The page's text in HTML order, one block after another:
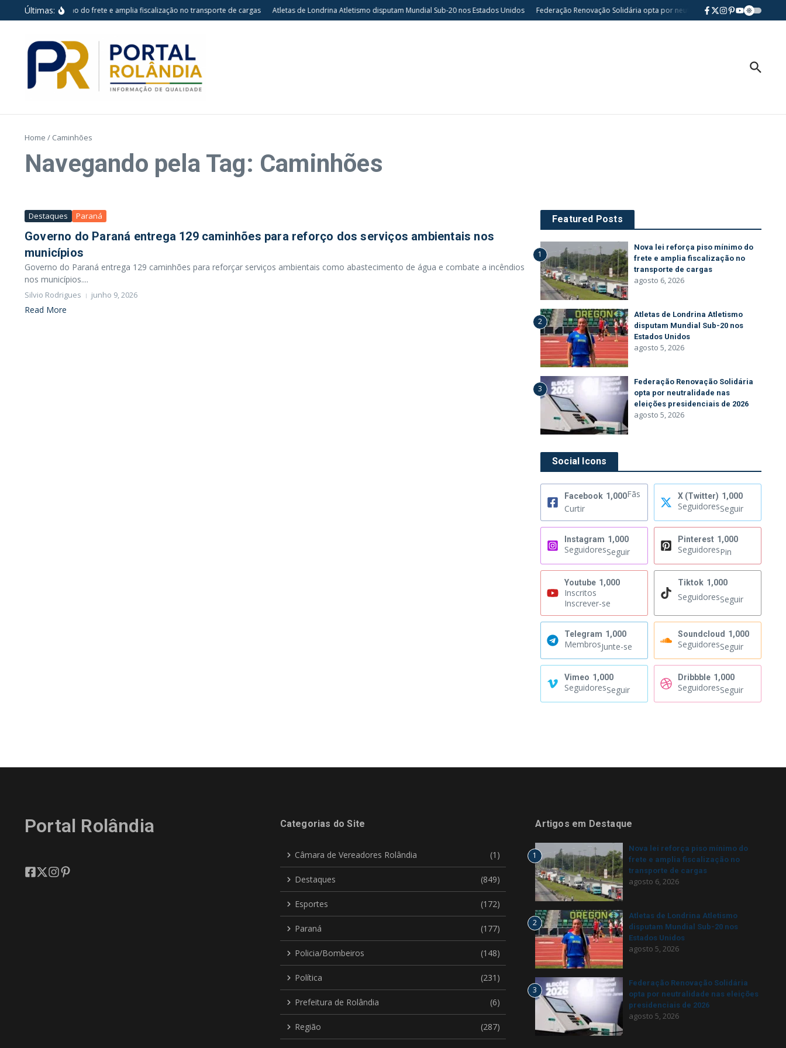
Ir para o conteúdo
Últimas:
reforça piso mínimo do frete e amplia fiscalização no transporte de cargas Atletas de Londrina Atletismo disputam Mundial Sub-20 nos Estados Unidos Federação Renovação Solidária opta por neutralidade nas eleições
Home / Caminhões
Navegando pela Tag: Caminhões
Destaques Paraná
Governo do Paraná entrega 129 caminhões para reforço dos serviços ambientais nos
municípios
Governo do Paraná entrega 129 caminhões para reforçar serviços ambientais como abastecimento de água e combate a incêndios
nos municípios....
Silvio Rodrigues junho 9, 2026
Read More
Featured Posts
1
Nova lei reforça piso mínimo do
frete e amplia fiscalização no
transporte de cargas
agosto 6, 2026
2
Atletas de Londrina Atletismo
disputam Mundial Sub-20 nos
Estados Unidos
agosto 5, 2026
3
Federação Renovação Solidária
opta por neutralidade nas
eleições presidenciais de 2026
agosto 5, 2026
Social Icons
Facebook 1,000Fãs
Curtir
X (Twitter) 1,000
SeguidoresSeguir
Instagram 1,000
SeguidoresSeguir
Pinterest 1,000
SeguidoresPin
Youtube 1,000
Inscritos
Inscrever-se
Tiktok 1,000
SeguidoresSeguir
Telegram 1,000
MembrosJunte-se
Soundcloud 1,000
SeguidoresSeguir
Vimeo 1,000
SeguidoresSeguir
Dribbble 1,000
SeguidoresSeguir
Portal Rolândia Categorias do Site
Câmara de Vereadores Rolândia (1)
Destaques (849)
Esportes (172)
Paraná (177)
Policia/Bombeiros (148)
Política (231)
Prefeitura de Rolândia (6)
Região (287)
Artigos em Destaque
1
Nova lei reforça piso mínimo do
frete e amplia fiscalização no
transporte de cargas
agosto 6, 2026
2
Atletas de Londrina Atletismo
disputam Mundial Sub-20 nos
Estados Unidos
agosto 5, 2026
3
Federação Renovação Solidária
opta por neutralidade nas eleições
presidenciais de 2026
agosto 5, 2026